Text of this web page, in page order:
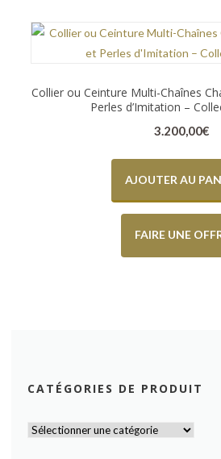
Collier ou Ceinture Multi-Chaînes
Perles d’Imitation –
3.200,00€
AJOUTER AU
FAIRE UNE
CATÉGORIES DE PRODUIT